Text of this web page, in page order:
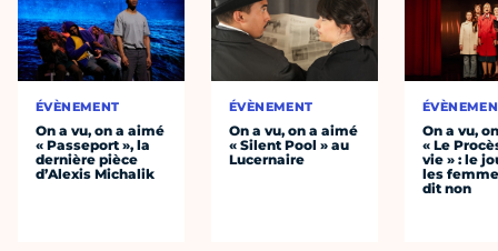
ÉVÈNEMENT
On a vu, on a aimé
« Passeport », la
dernière pièce
d’Alexis Michalik
ÉVÈNEMENT
On a vu, on a aimé
« Silent Pool » au
Lucernaire
On a vu,
« Le
vie » : le
les
dit non